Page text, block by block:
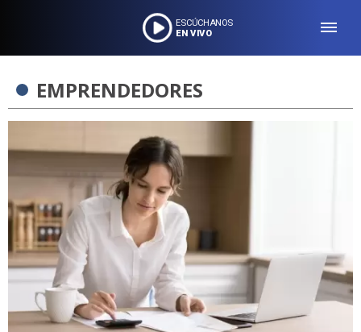
ESCÚCHANOS
EN VIVO
EMPRENDEDORES